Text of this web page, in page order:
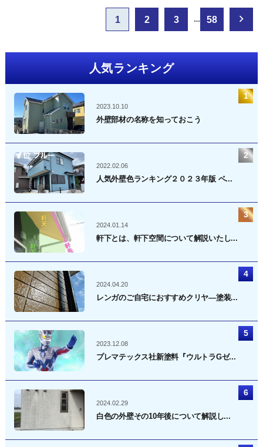
ペ
ジ
送
り
1 2 3 … 58
人気ランキング
2023.10.10
外壁部材の名称を知っておこう
2022.02.06
人気外壁色ランキング２０２３年版 ベ...
2024.01.14
軒下とは、軒下空間について解説いたし...
2024.04.20
レンガのご自宅におすすめクリヤ―塗装...
2023.12.08
プレマテックス社新塗料『ウルトラGゼ...
2024.02.29
白色の外壁その10年後について解説し...